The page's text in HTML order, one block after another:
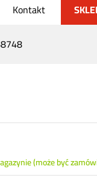
Kontakt
(może być